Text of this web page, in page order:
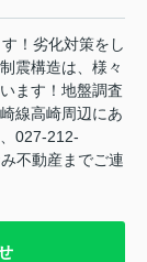
！劣化対策をし
震構造は、様々
ます！地盤調査
線高崎周辺にあ
027-212-
不動産までご連